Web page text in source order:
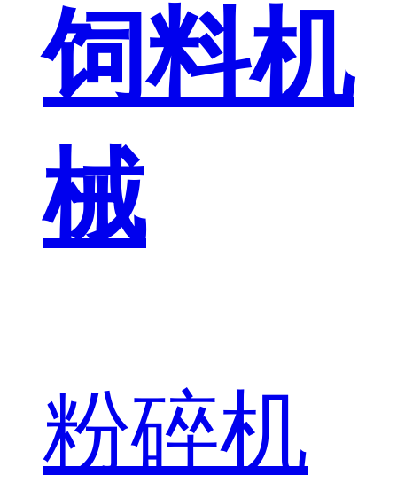
饲料机
械
粉碎机